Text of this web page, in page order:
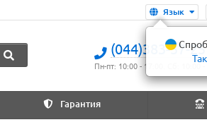
Язык
(044)383-37-25
Пн-пт: 10:00 - 17:00. Сб: 10:00 -
Гарантия